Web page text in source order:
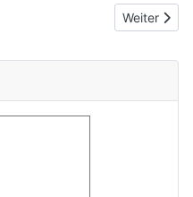
Nächster
Weiter